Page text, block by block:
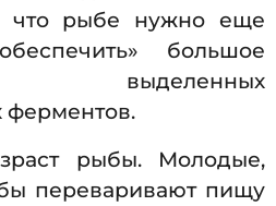
что рыбе нужно еще
большое
выделенных
ферментов.
рыбы. Молодые,
переваривают пищу